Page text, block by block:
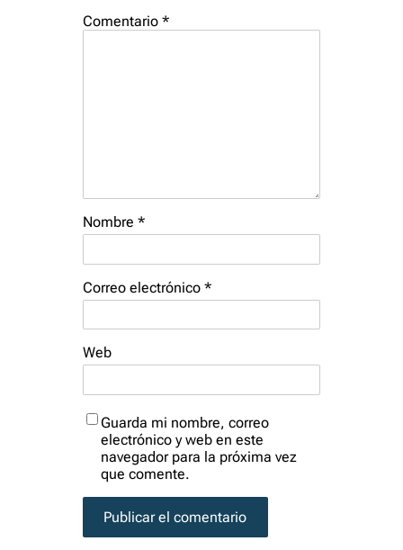
Comentario *
Nombre *
Correo electrónico *
Web
Guarda mi nombre, correo
electrónico y web en este
navegador para la próxima vez
que comente.